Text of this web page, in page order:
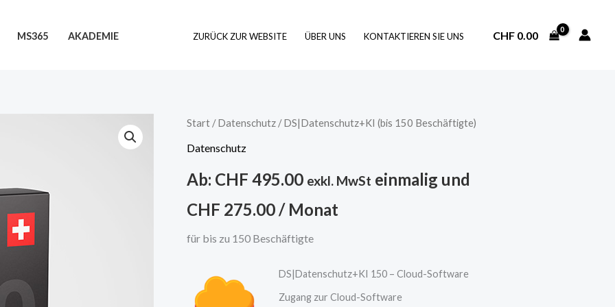
MS365 AKADEMIE ZURÜCK ZUR WEBSITE ÜBER UNS KONTAKTIEREN SIE UNS CHF0.00
Start /Datenschutz / DS|Datenschutz+KI (bis 150 Beschäftigte)
Datenschutz
Ab: CHF 495.00 exkl. MwSt einmalig und
CHF 275.00 / Monat
für bis zu 150 Beschäftigte
DS|Datenschutz+KI 150 – Cloud-Software
Zugang zur Cloud-Software
DS|Datenschutz+KI
(bis
Beschäftigte)
Menge